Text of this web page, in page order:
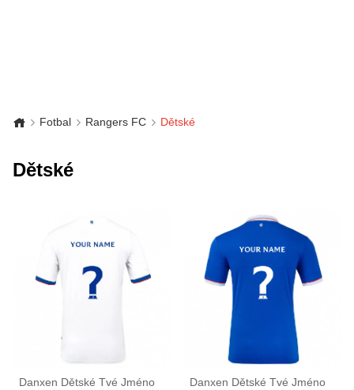
Fotbal Rangers FC Dětské
Dětské
Danxen Dětské Tvé Jméno
Danxen Dětské Tvé Jméno